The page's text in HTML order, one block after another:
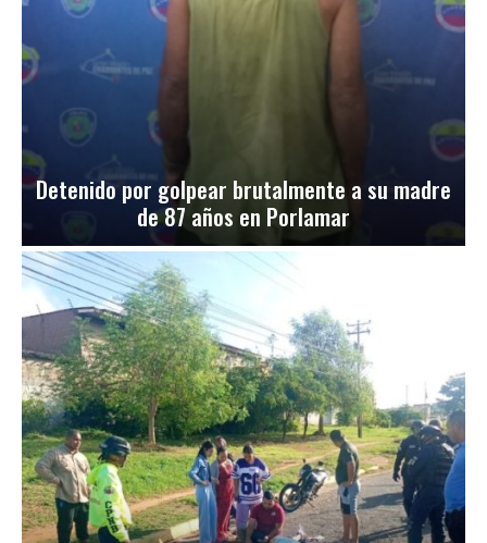
Detenido por golpear brutalmente a su madre
de 87 años en Porlamar